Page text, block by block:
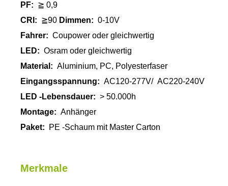
PF: ≧ 0,9
CRI: ≧90 Dimmen: 0-10V
Fahrer: Coupower oder gleichwertig
LED: Osram oder gleichwertig
Material: Aluminium, PC, Polyesterfaser
Eingangsspannung: AC120-277V/ AC220-240V
LED -Lebensdauer: > 50.000h
Montage: Anhänger
Paket:
PE -Schaum mit Master Carton
Merkmale